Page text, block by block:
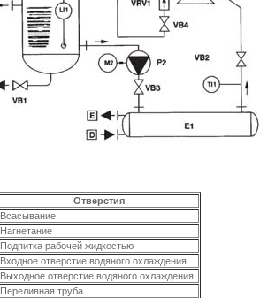
Отверстия
Всасывание
Нагнетание
Подпитка рабочей жидкостью
Входное отверстие водяного охлаждения
Выходное отверстие водяного охлаждения
Переливная труба